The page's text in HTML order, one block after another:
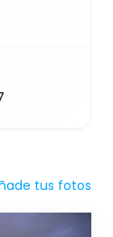
tus fotos